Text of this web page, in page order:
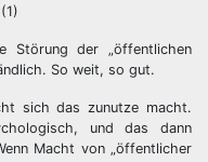
Störung der „öffentlichen
So weit, so gut.
sich das zunutze macht.
und das dann
Macht von „öffentlicher